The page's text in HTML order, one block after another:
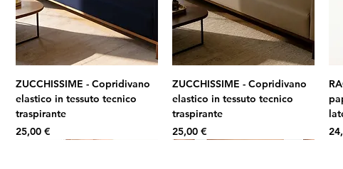
ZUCCHISSIME - Copridivano
elastico in tessuto tecnico
traspirante
Prezzo
25,00 €
ZUCCHISSIME - Copridivano
elastico in tessuto tecnico
traspirante
Prezzo
25,00 €